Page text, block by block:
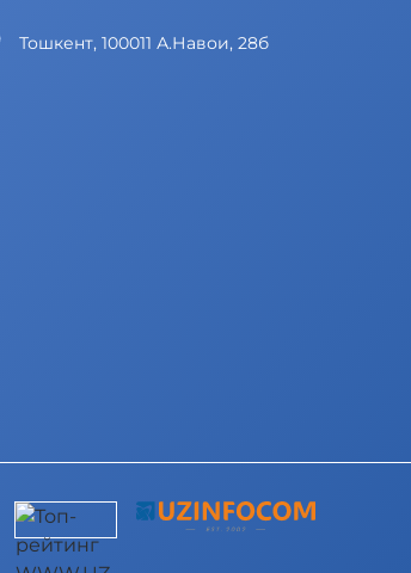
Тошкент, 100011 А.Навои, 28б